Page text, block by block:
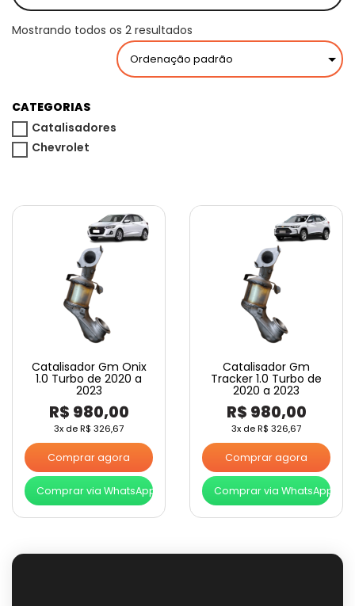
Mostrando todos os 2 resultados
CATEGORIAS
Catalisadores
Chevrolet
Catalisador Gm Onix
1.0 Turbo de 2020 a
2023
R$ 980,00
3x deR$ 326,67
Comprar agora
Comprar via WhatsApp
Catalisador Gm
Tracker 1.0 Turbo de
2020 a 2023
R$ 980,00
3x deR$ 326,67
Comprar agora
Comprar via WhatsApp